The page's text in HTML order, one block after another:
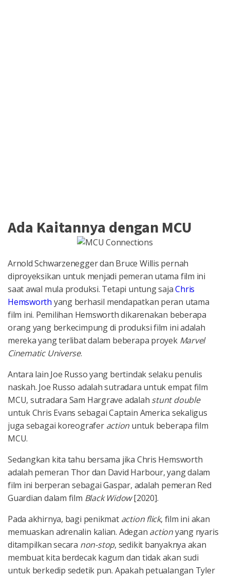
Ada Kaitannya dengan MCU
Arnold Schwarzenegger dan Bruce Willis pernah
diproyeksikan untuk menjadi pemeran utama film ini
saat awal mula produksi. Tetapi untung sajaChris
Hemsworth yang berhasil mendapatkan peran utama
film ini. Pemilihan Hemsworth dikarenakan beberapa
orang yang berkecimpung di produksi film ini adalah
mereka yang terlibat dalam beberapa proyek Marvel
Cinematic Universe.
Antara lain Joe Russo yang bertindak selaku penulis
naskah. Joe Russo adalah sutradara untuk empat film
MCU, sutradara Sam Hargrave adalah stunt double
untuk Chris Evans sebagai Captain America sekaligus
juga sebagai koreografer action untuk beberapa film
MCU.
Sedangkan kita tahu bersama jika Chris Hemsworth
adalah pemeran Thor dan David Harbour, yang dalam
film ini berperan sebagai Gaspar, adalah pemeran Red
Guardian dalam film Black Widow[2020].
Pada akhirnya, bagi penikmat action flick, film ini akan
memuaskan adrenalin kalian. Adegan actionyang nyaris
ditampilkan secara non-stop, sedikit banyaknya akan
membuat kita berdecak kagum dan tidak akan sudi
untuk berkedip sedetik pun. Apakah petualangan Tyler